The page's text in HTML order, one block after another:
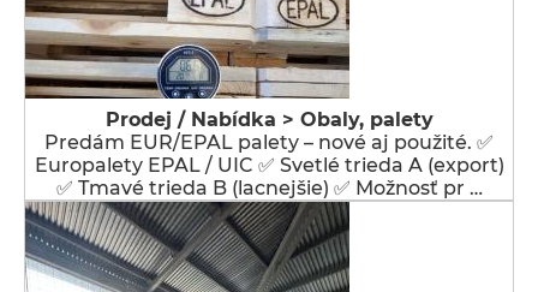
Prodej / Nabídka > Obaly, palety
Predám EUR/EPAL palety – nové aj použité. ✅
Europalety EPAL / UIC ✅ Svetlé trieda A (export)
✅ Tmavé trieda B (lacnejšie) ✅ Možnosť pr …